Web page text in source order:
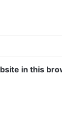
in this